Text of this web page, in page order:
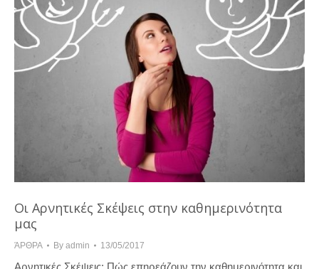
Οι Αρνητικές Σκέψεις στην καθημερινότητα
μας
ΆΡΘΡΑ By admin 13/05/2017
Αρνητικές Σκέψεις: Πώς επηρεάζουν την καθημερινότητα και